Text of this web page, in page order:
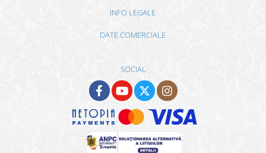
INFO LEGALE
DATE COMERCIALE
SOCIAL